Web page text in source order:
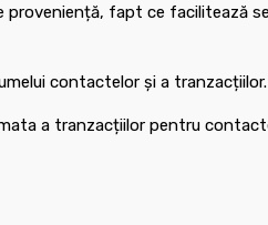
proveniență, fapt ce facilitează
contactelor și a tranzacțiilor.
a tranzacțiilor pentru